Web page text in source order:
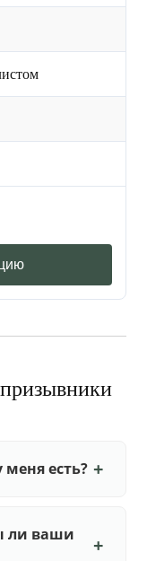
есть?
ли ваши